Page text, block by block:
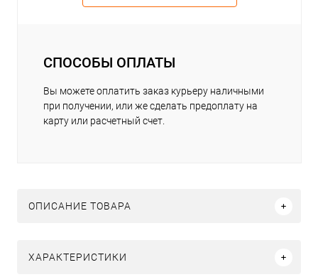
СПОСОБЫ ОПЛАТЫ
Вы можете оплатить заказ курьеру наличными
при получении, или же сделать предоплату на
карту или расчетный счет.
ОПИСАНИЕ ТОВАРА
ХАРАКТЕРИСТИКИ